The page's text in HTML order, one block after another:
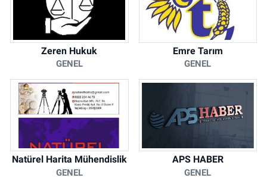
Zeren Hukuk
GENEL
Emre Tarım
GENEL
Natürel Harita Mühendislik
GENEL
APS HABER
GENEL